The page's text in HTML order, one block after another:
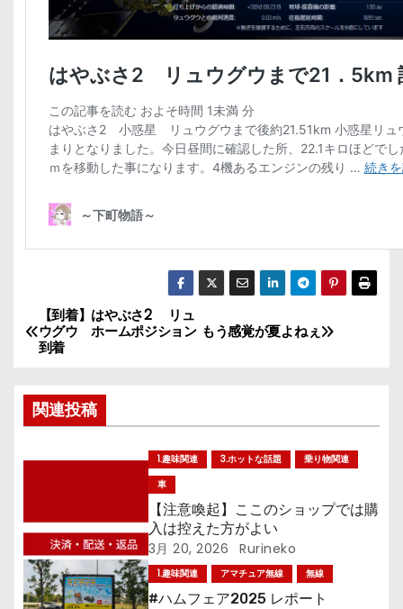
投
稿
ナ
ー
シ
ョ
もう感覚が夏よねぇ
【到着】はやぶさ2 リュ
ウグウ ホームポジション
到着
関連投稿
1.趣味関連 3.ホットな話題
乗り物関連
車
【注意喚起】ここのショップでは購
入は控えた方がよい
3月 20, 2026 Rurineko
1.趣味関連 アマチュア無線 無線
#ハムフェア2025 レポート